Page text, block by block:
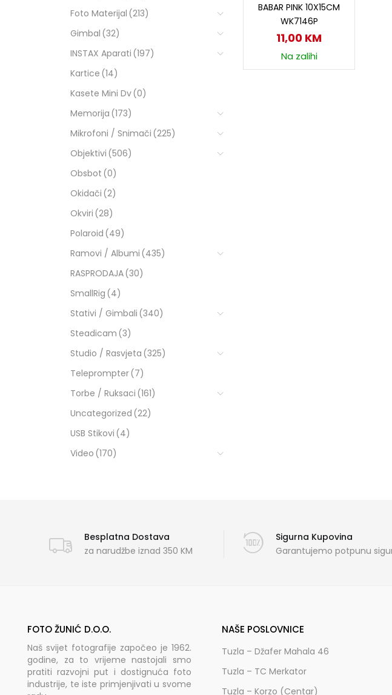
BABAR PINK 10X15CM
WK7146P
11,00 KM
Na zalihi
Foto Materijal (213)
Gimbal (32)
INSTAX Aparati (197)
Kartice (14)
Kasete Mini Dv(0)
Memorija (173)
Mikrofoni / Snimači (225)
Objektivi (506)
Obsbot (0)
Okidači (2)
Okviri (28)
Polaroid (49)
Ramovi / Albumi (435)
RASPRODAJA(30)
SmallRig (4)
Stativi / Gimbali (340)
Steadicam (3)
Studio / Rasvjeta (325)
Teleprompter(7)
Torbe / Ruksaci (161)
Uncategorized (22)
USB Stikovi (4)
Video (170)
Besplatna Dostava
za narudžbe iznad 350 KM
Sigurna Kupovina
Garantujemo potpunu
FOTO ŽUNIĆ D.O.O.
Naš svijet fotografije započeo je 1962.
godine, za to vrijeme nastojali smo
pratiti razvojni put i dostignuća foto
industrije, te iste primjenjivati u svome
NAŠE POSLOVNICE
Tuzla – Džafer Mahala 46
Tuzla – TC Merkator
Tuzla – Korzo (Centar)